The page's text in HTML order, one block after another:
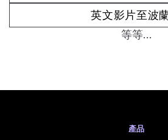
英文影片至波
等等...
產品